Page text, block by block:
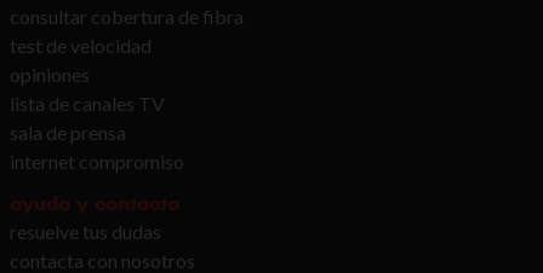
consultar cobertura de fibra
test de velocidad
opiniones
lista de canales TV
sala de prensa
internet compromiso
ayuda y contacto
resuelve tus dudas
contacta con nosotros